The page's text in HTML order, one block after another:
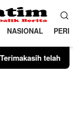
NASIONAL
kewajiban